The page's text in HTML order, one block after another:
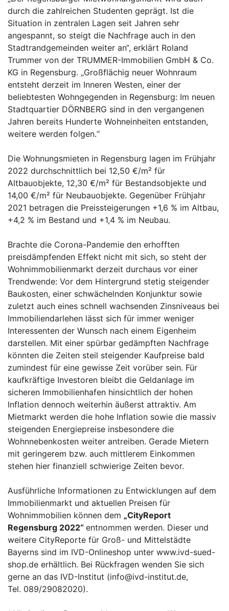
durch die zahlreichen Studenten geprägt. Ist die
Situation in zentralen Lagen seit Jahren sehr
angespannt, so steigt die Nachfrage auch in den
Stadtrandgemeinden weiter an“, erklärt Roland
Trummer von der TRUMMER-Immobilien GmbH & Co.
KG in Regensburg. „Großflächig neuer Wohnraum
entsteht derzeit im Inneren Westen, einer der
beliebtesten Wohngegenden in Regensburg: Im neuen
Stadtquartier DÖRNBERG sind in den vergangenen
Jahren bereits Hunderte Wohneinheiten entstanden,
weitere werden folgen.“
Die Wohnungsmieten in Regensburg lagen im Frühjahr
2022 durchschnittlich bei 12,50 €/m² für
Altbauobjekte, 12,30 €/m² für Bestandsobjekte und
14,00 €/m² für Neubauobjekte. Gegenüber Frühjahr
2021 betragen die Preissteigerungen +1,6 % im Altbau,
+4,2 % im Bestand und +1,4 % im Neubau.
Brachte die Corona-Pandemie den erhofften
preisdämpfenden Effekt nicht mit sich, so steht der
Wohnimmobilienmarkt derzeit durchaus vor einer
Trendwende: Vor dem Hintergrund stetig steigender
Baukosten, einer schwächelnden Konjunktur sowie
zuletzt auch eines schnell wachsenden Zinsniveaus bei
Immobiliendarlehen lässt sich für immer weniger
Interessenten der Wunsch nach einem Eigenheim
darstellen. Mit einer spürbar gedämpften Nachfrage
könnten die Zeiten steil steigender Kaufpreise bald
zumindest für eine gewisse Zeit vorüber sein. Für
kaufkräftige Investoren bleibt die Geldanlage im
sicheren Immobilienhafen hinsichtlich der hohen
Inflation dennoch weiterhin äußerst attraktiv. Am
Mietmarkt werden die hohe Inflation sowie die massiv
steigenden Energiepreise insbesondere die
Wohnnebenkosten weiter antreiben. Gerade Mietern
mit geringerem bzw. auch mittlerem Einkommen
stehen hier finanziell schwierige Zeiten bevor.
Ausführliche Informationen zu Entwicklungen auf dem
Immobilienmarkt und aktuel­len Preisen für
Wohnimmobilien können dem „CityReport
Regensburg 2022“ entnommen werden. Dieser und
weitere CityReporte für Groß- und Mittelstädte
Bayerns sind im IVD-Onlineshop unter www.ivd-sued-
shop.de erhältlich. Bei Rückfragen wenden Sie sich
gerne an das IVD-Institut (info@ivd-institut.de,
Tel. 089/29082020).